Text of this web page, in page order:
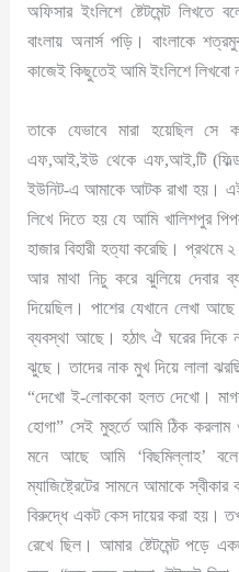
অফিসার ইংলিশে ষ্টেটমেন্ট লিখতে
বাংলায় অনার্স পড়ি। বাংলাকে
কাজেই কিছুতেই আমি ইংলিশে লিখবো
তাকে যেভাবে মারা হয়েছিল
এফ,আই,ইউ থেকে এফ,আই,টি (ফিল্ড
ইউনিট-এ আমাকে আটক রাখা হয়।
লিখে দিতে হয় যে আমি খালিশপুর
হাজার বিহারী হত্যা করেছি।
আর মাথা নিচু করে ঝুলিয়ে দেবার
দিয়েছিল। পাশের যেখানে লেখা আছে
ব্যবস্থা আছে। হঠাৎ ঐ ঘরের
ঝুছে। তাদের নাক মুখ দিয়ে লালা
“দেখো ই-লোককো হলত দেখো।
হোগা” সেই মুহুর্তে আমি ঠিক
মনে আছে আমি ‘বিছমিল্লাহ’
ম্যাজিষ্ট্রেটের সামনে আমাকে
বিরুদ্ধে একট কেস দায়ের করা হয়।
রেখে ছিল। আমার ষ্টেটমেন্ট পড়ে